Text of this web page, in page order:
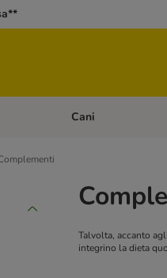
Occasioni
Apri Menù Categoria:
Cani
Talvolta, accanto
integrino la dieta